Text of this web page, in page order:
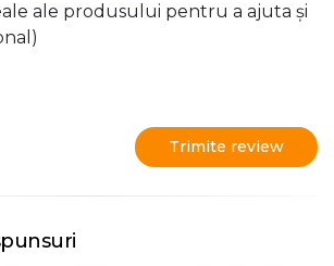
ale produsului pentru a ajuta și
Trimite review